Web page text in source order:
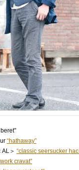
“hathaway”
＞ “classic seersucker
cravat”